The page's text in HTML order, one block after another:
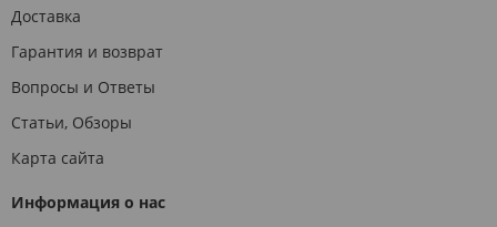
Доставка
Гарантия и возврат
Вопросы и Ответы
Статьи, Обзоры
Карта сайта
Информация о нас